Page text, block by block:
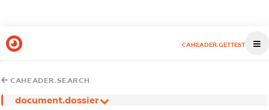
CAHEADER.GETTEST
CAHEADER.SEARCH
document.dossier